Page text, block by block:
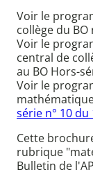
Voir le
collège du BO
Voir le
central de
au BO Hors-
Voir le
série n° 10
Cette
rubrique
Bulletin de